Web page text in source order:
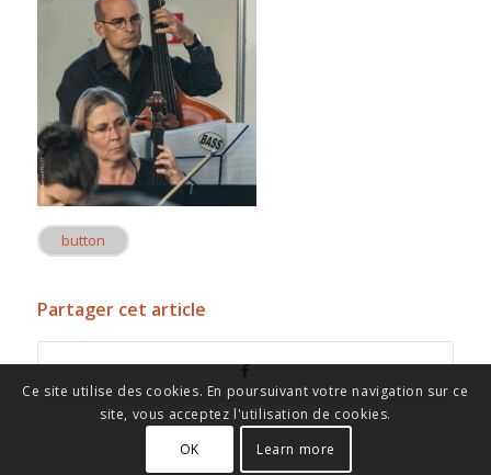
button
Partager cet article
Ce site utilise des cookies. En poursuivant votre navigation sur ce
site, vous acceptez l'utilisation de cookies.
OK
Learn more